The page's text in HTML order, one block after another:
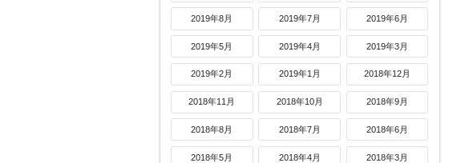
2019年8月 2019年7月 2019年6月
2019年5月 2019年4月 2019年3月
2019年2月 2019年1月 2018年12月
2018年11月 2018年10月 2018年9月
2018年8月 2018年7月 2018年6月
2018年5月 2018年4月 2018年3月